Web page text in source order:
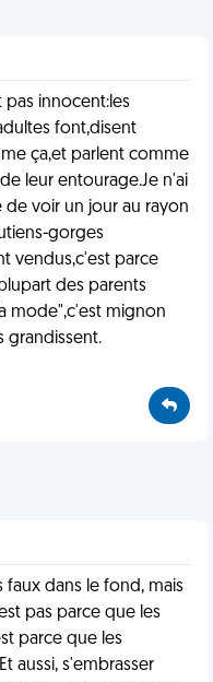
innocent:les
font,disent
ça,et parlent comme
leur entourage.Je n'ai
de voir un jour au rayon
gorges
vendus,c'est parce
des parents
mode",c'est mignon
grandissent.
dans le fond, mais
pas parce que les
parce que les
aussi, s'embrasser